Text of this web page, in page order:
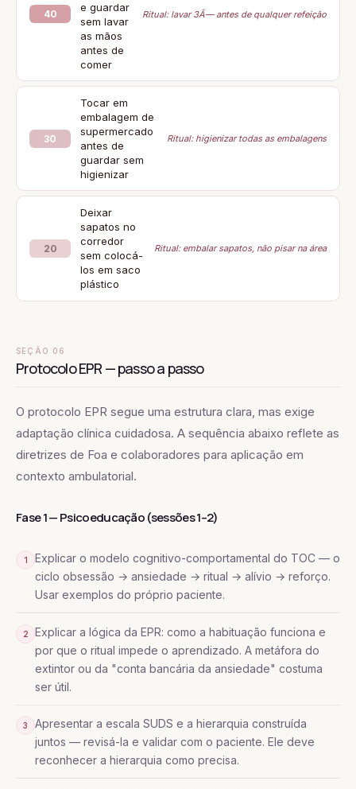
40
e guardar
sem lavar
as mãos
antes de
comer
Ritual: lavar 3Ã— antes de qualquer refeição
30
Tocar em
embalagem de
supermercado
antes de
guardar sem
higienizar
Ritual: higienizar todas as embalagens
20
Deixar
sapatos no
corredor
sem colocá-
los em saco
plástico
Ritual: embalar sapatos, não pisar na área
SEÇÃO 06
Protocolo EPR — passo a passo
O protocolo EPR segue uma estrutura clara, mas exige
adaptação clínica cuidadosa. A sequência abaixo reflete as
diretrizes de Foa e colaboradores para aplicação em
contexto ambulatorial.
Fase 1 — Psicoeducação (sessões 1–2)
1
Explicar o modelo cognitivo-comportamental do TOC — o
ciclo obsessão → ansiedade → ritual → alívio → reforço.
Usar exemplos do próprio paciente.
2
Explicar a lógica da EPR: como a habituação funciona e
por que o ritual impede o aprendizado. A metáfora do
extintor ou da "conta bancária da ansiedade" costuma
ser útil.
3
Apresentar a escala SUDS e a hierarquia construída
juntos — revisá-la e validar com o paciente. Ele deve
reconhecer a hierarquia como precisa.